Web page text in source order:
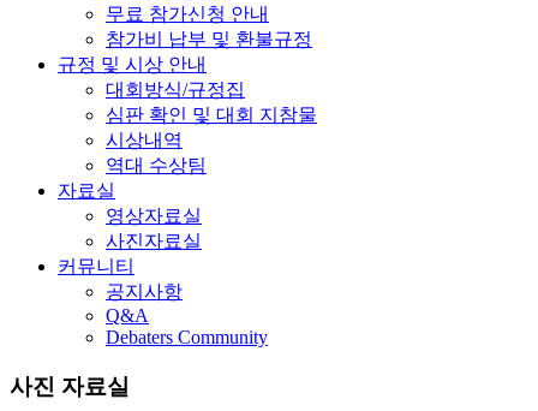
무료 참가신청 안내
참가비 납부 및 환불규정
규정 및 시상 안내
대회방식/규정집
심판 확인 및 대회 지참물
시상내역
역대 수상팀
자료실
영상자료실
사진자료실
커뮤니티
공지사항
Q&A
Debaters Community
사진 자료실